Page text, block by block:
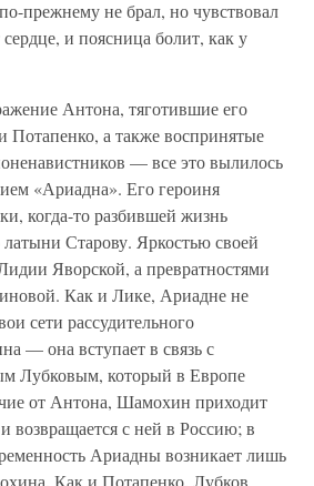
прежнему не брал, но чувствовал
сердце, и поясница болит, как у
Антона, тяготившие его
Потапенко, а также воспринятые
— все это вылилось
«Ариадна». Его героиня
когда-то разбившей жизнь
Старову. Яркостью своей
Яворской, а превратностями
Как и Лике, Ариадне не
сети рассудительного
— она вступает в связь с
Лубковым, который в Европе
от Антона, Шамохин приходит
возвращается с ней в Россию; в
Ариадны возникает лишь
Как и Потапенко, Лубков